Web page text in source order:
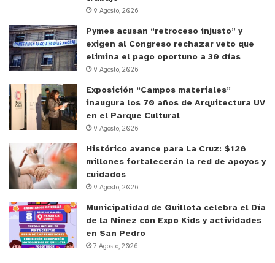
00:00 00:44
y tú, ¿qué opinas?
9 Agosto, 2026
Pymes acusan “retroceso injusto” y
exigen al Congreso rechazar veto que
elimina el pago oportuno a 30 días
9 Agosto, 2026
Exposición “Campos materiales”
inaugura los 70 años de Arquitectura UV
en el Parque Cultural
9 Agosto, 2026
Histórico avance para La Cruz: $128
millones fortalecerán la red de apoyos y
cuidados
9 Agosto, 2026
Municipalidad de Quillota celebra el Día
de la Niñez con Expo Kids y actividades
en San Pedro
7 Agosto, 2026